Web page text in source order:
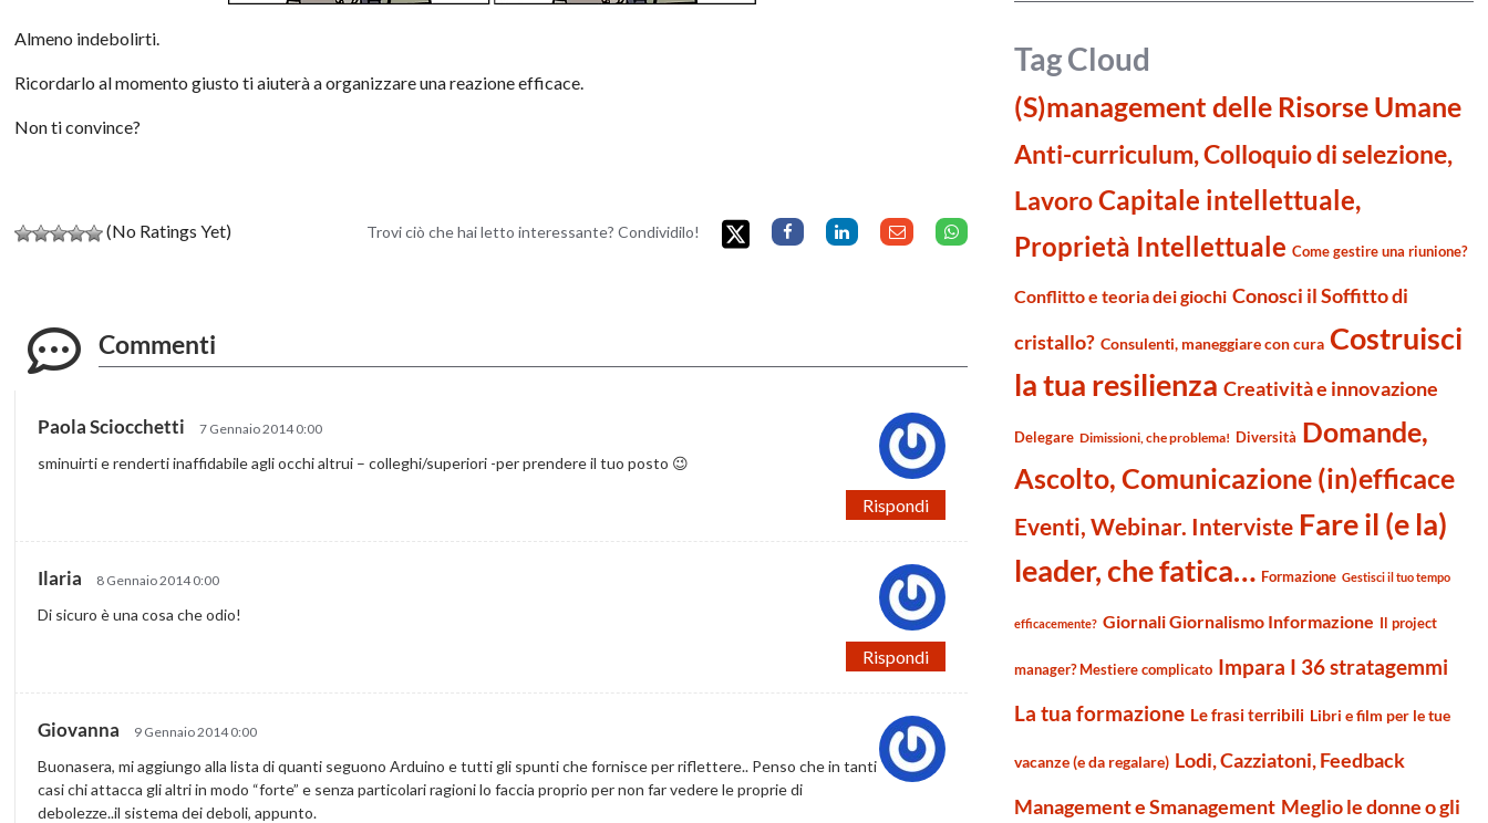
Almeno indebolirti.
Ricordarlo al momento giusto ti aiuterà a organizzare una reazione efficace.
Non ti convince?
(No Ratings Yet) Trovi ciò che hai letto interessante? Condividilo!
Commenti
Paola Sciocchetti 7 Gennaio 2014 0:00
sminuirti e renderti inaffidabile agli occhi altrui – colleghi/superiori -per prendere il tuo posto 😉
Rispondi
Ilaria 8 Gennaio 2014 0:00
Di sicuro è una cosa che odio!
Rispondi
Giovanna 9 Gennaio 2014 0:00
Buonasera, mi aggiungo alla lista di quanti seguono Arduino e tutti gli spunti che fornisce per riflettere.. Penso che in tanti
casi chi attacca gli altri in modo “forte” e senza particolari ragioni lo faccia proprio per non far vedere le proprie di
debolezze..il sistema dei deboli, appunto.
Tag Cloud
(S)management delle Risorse Umane
Anti-curriculum, Colloquio di selezione,
LavoroCapitale intellettuale,
Proprietà Intellettuale Come gestire una riunione?
Conflitto e teoria dei giochi Conosci il Soffitto di
cristallo? Consulenti, maneggiare con cura Costruisci
la tua resilienza Creatività e innovazione
Delegare Dimissioni, che problema! Diversità Domande,
Ascolto, Comunicazione (in)efficace
Eventi, Webinar. Interviste Fare il (e la)
leader, che fatica… Formazione Gestisci il tuo tempo
efficacemente? Giornali Giornalismo Informazione Il project
manager? Mestiere complicato Impara I 36 stratagemmi
La tua formazione Le frasi terribili Libri e film per le tue
vacanze (e da regalare) Lodi, Cazziatoni, Feedback
Management e Smanagement Meglio le donne o gli